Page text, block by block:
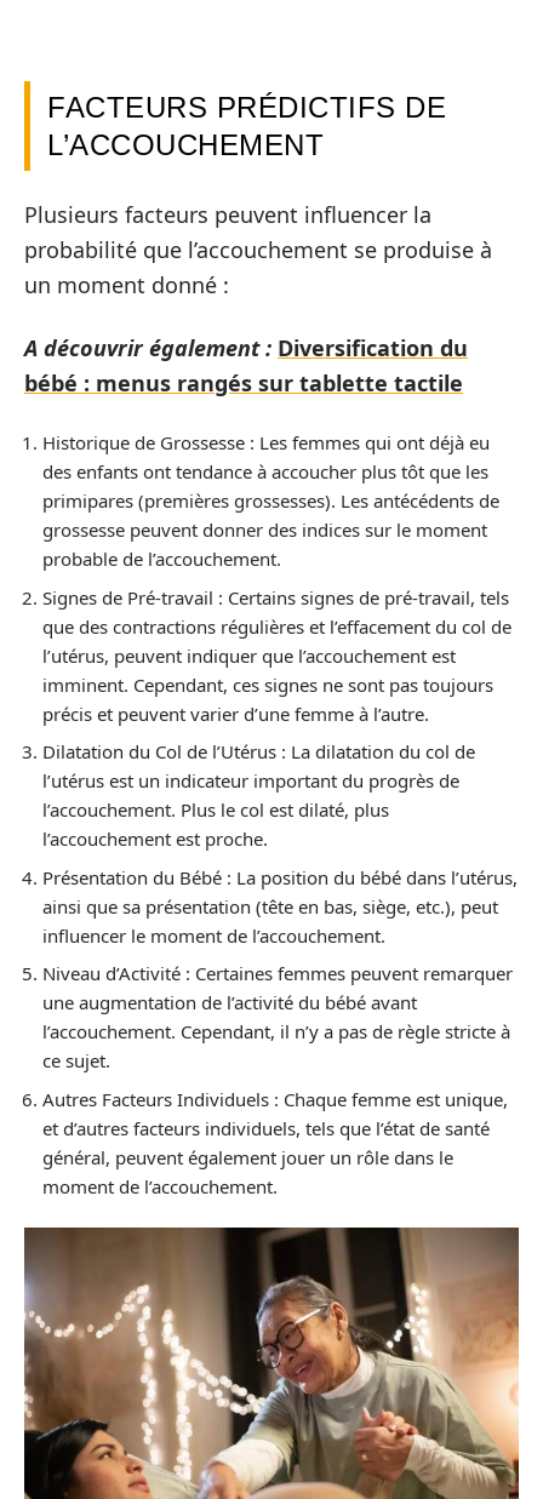
FACTEURS PRÉDICTIFS DE
L’ACCOUCHEMENT
Plusieurs facteurs peuvent influencer la
probabilité que l’accouchement se produise à
un moment donné :
A découvrir également : Diversification du
bébé : menus rangés sur tablette tactile
Historique de Grossesse : Les femmes qui ont déjà eu
des enfants ont tendance à accoucher plus tôt que les
primipares (premières grossesses). Les antécédents de
grossesse peuvent donner des indices sur le moment
probable de l’accouchement.
Signes de Pré-travail : Certains signes de pré-travail, tels
que des contractions régulières et l’effacement du col de
l’utérus, peuvent indiquer que l’accouchement est
imminent. Cependant, ces signes ne sont pas toujours
précis et peuvent varier d’une femme à l’autre.
Dilatation du Col de l’Utérus : La dilatation du col de
l’utérus est un indicateur important du progrès de
l’accouchement. Plus le col est dilaté, plus
l’accouchement est proche.
Présentation du Bébé : La position du bébé dans l’utérus,
ainsi que sa présentation (tête en bas, siège, etc.), peut
influencer le moment de l’accouchement.
Niveau d’Activité : Certaines femmes peuvent remarquer
une augmentation de l’activité du bébé avant
l’accouchement. Cependant, il n’y a pas de règle stricte à
ce sujet.
Autres Facteurs Individuels : Chaque femme est unique,
et d’autres facteurs individuels, tels que l’état de santé
général, peuvent également jouer un rôle dans le
moment de l’accouchement.